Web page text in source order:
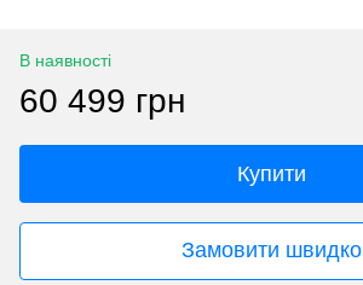
В наявності
60 499 грн
Купити
Замовити швидко